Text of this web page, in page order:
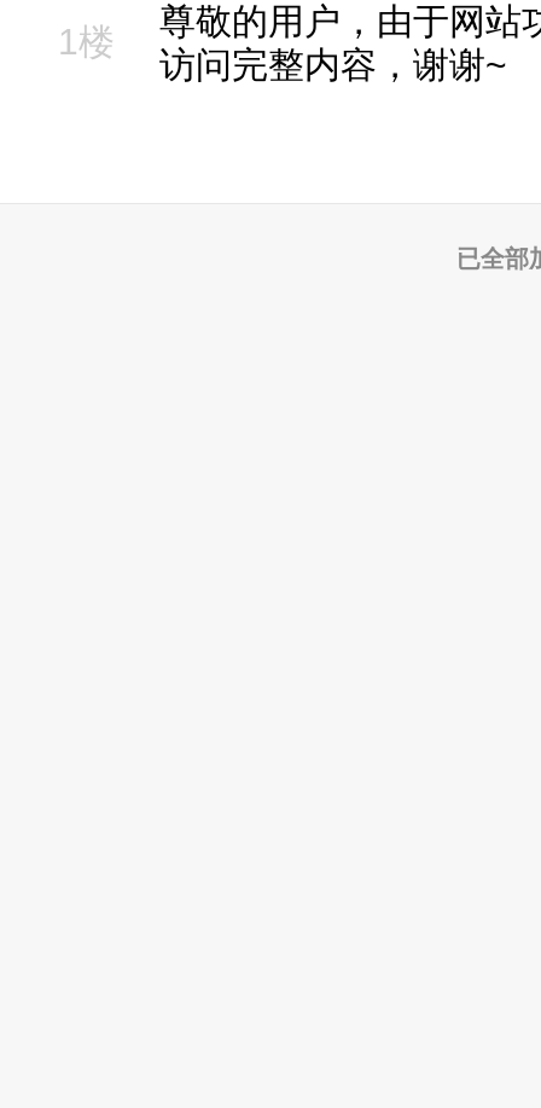
1楼
尊敬的用户，由于网站
访问完整内容，谢谢~
已全部